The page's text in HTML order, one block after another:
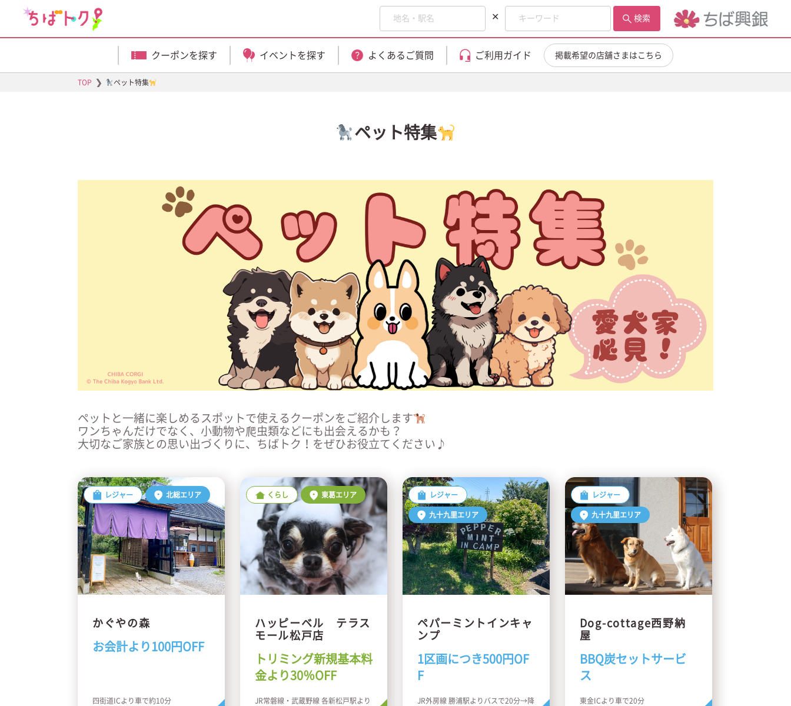
✕ 検索
クーポンを探す イベントを探す よくあるご質問 ご利用ガイド 掲載希望の店舗さまはこちら
TOP ❯ ペット特集
ペット特集
ペットと一緒に楽しめるスポットで使えるクーポンをご紹介します
ワンちゃんだけでなく、小動物や爬虫類などにも出会えるかも？
大切なご家族との思い出づくりに、ちばトク！をぜひお役立てください♪
レジャー 北総エリア
かぐやの森
お会計より100円OFF
四街道ICより車で約10分
くらし 東葛エリア
ハッピーベル テラス
モール松戸店
トリミング新規基本料
金より30％OFF
JR常磐線・武蔵野線 各新松戸駅より
レジャー
九十九里エリア
ペパーミントインキャ
ンプ
1区画につき500円OF
F
JR外房線 勝浦駅よりバスで20分→降
レジャー
九十九里エリア
Dog-cottage西野納
屋
BBQ炭セットサービ
ス
東金ICより車で20分